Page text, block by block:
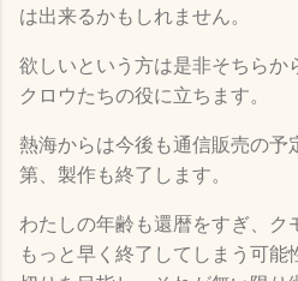
は出来るかもしれません。
欲しいという方は是非そちらか
クロウたちの役に立ちます。
熱海からは今後も通信販売の予
第、製作も終了します。
わたしの年齢も還暦をすぎ、ク
もっと早く終了してしまう可